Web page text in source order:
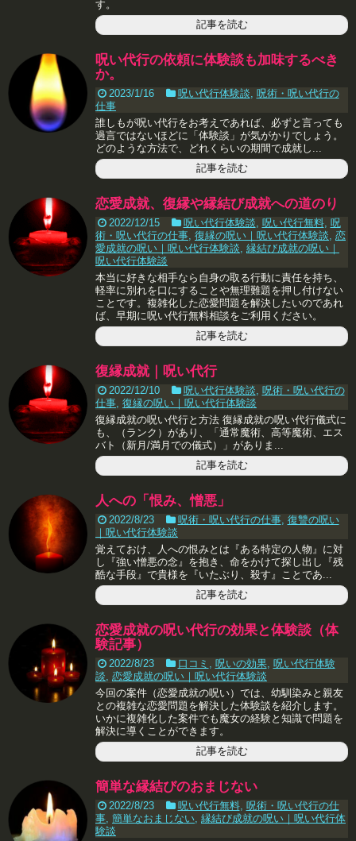
す。
記事を読む
呪い代行の依頼に体験談も加味するべき
か。
2023/1/16 呪い代行体験談, 呪術・呪い代行の
仕事
誰しもが呪い代行をお考えであれば、必ずと言っても
過言ではないほどに「体験談」が気がかりでしょう。
どのような方法で、どれくらいの期間で成就し...
記事を読む
恋愛成就、復縁や縁結び成就への道のり
2022/12/15 呪い代行体験談, 呪い代行無料, 呪
術・呪い代行の仕事, 復縁の呪い｜呪い代行体験談, 恋
愛成就の呪い｜呪い代行体験談, 縁結び成就の呪い｜
呪い代行体験談
本当に好きな相手なら自身の取る行動に責任を持ち、
軽率に別れを口にすることや無理難題を押し付けない
ことです。複雑化した恋愛問題を解決したいのであれ
ば、早期に呪い代行無料相談をご利用ください。
記事を読む
復縁成就｜呪い代行
2022/12/10 呪い代行体験談, 呪術・呪い代行の
仕事, 復縁の呪い｜呪い代行体験談
復縁成就の呪い代行と方法 復縁成就の呪い代行儀式に
も、（ランク）があり、「通常魔術、高等魔術、エス
バト（新月/満月での儀式）」がありま...
記事を読む
人への「恨み、憎悪」
2022/8/23 呪術・呪い代行の仕事, 復讐の呪い
｜呪い代行体験談
覚えておけ、人への恨みとは『ある特定の人物』に対
し『強い憎悪の念』を抱き、命をかけて探し出し『残
酷な手段』で貴様を『いたぶり、殺す』ことであ...
記事を読む
恋愛成就の呪い代行の効果と体験談（体
験記事）
2022/8/23 口コミ , 呪いの効果, 呪い代行体験
談, 恋愛成就の呪い｜呪い代行体験談
今回の案件（恋愛成就の呪い）では、幼馴染みと親友
との複雑な恋愛問題を解決した体験談を紹介します。
いかに複雑化した案件でも魔女の経験と知識で問題を
解決に導くことができます。
記事を読む
簡単な縁結びのおまじない
2022/8/23 呪い代行無料, 呪術・呪い代行の仕
事, 簡単なおまじない, 縁結び成就の呪い｜呪い代行体
験談